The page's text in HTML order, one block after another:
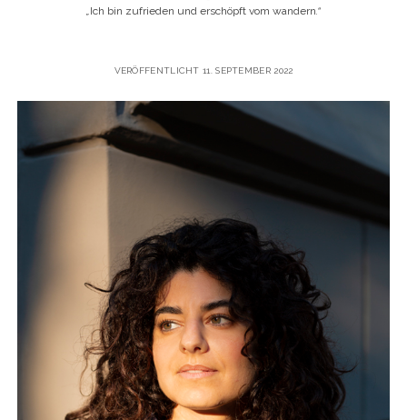
Ich bin zufrieden und erschöpft vom wandern .“
VERÖFFENTLICHT 11. SEPTEMBER 2022